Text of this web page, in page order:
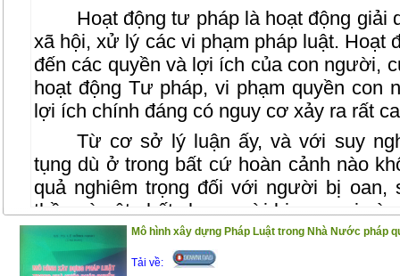
Hoạt động tư pháp là hoạt động giải
xã hội, xử lý các vi phạm pháp luật. Hoạt
đến các quyền và lợi ích của con người,
hoạt động Tư pháp, vi phạm quyền con
lợi ích chính đáng có nguy cơ xảy ra rất
Từ cơ sở lý luận ấy, và với suy
tụng dù ở trong bất cứ hoàn cảnh nào
quả nghiêm trọng đối với người bị oan,
thần và vật chất cho người bị oan sai và
còn ảnh hưởng đến niềm tin về việc
bảo công lý, công bằng xã hội và việc
Mô hình xây dựng Pháp Luật trong Nhà Nước pháp
Tải về: